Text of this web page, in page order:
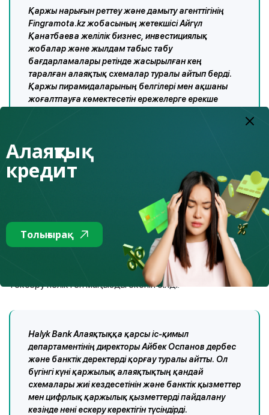
Қаржы нарығын реттеу және дамыту агенттігінің
Fingramota.kz жобасының жетекшісі Айгүл
Қанатбаева желілік бизнес, инвестициялық
жобалар және жылдам табыс табу
бағдарламалары ретінде жасырылған кең
таралған алаяқтық схемалар туралы айтып берді.
Қаржы пирамидаларының белгілері мен ақшаны
жоғалтпауға көмектесетін ережелерге ерекше
Жасанды интеллект пен дипфейк технологияларын
пайдаланумен байланысты жаңа қауіптер туралы
Қаржылық мониторинг агенттігінің Экономикалық
тергеп-тексеру департаментінің аса маңызды істер
жөніндегі жедел уәкілі Жақсылық Мырзахан айтып берді.
Қатысушылар алаяқтардың адамның дауысы мен
бейнесін қалай қолдан жасайтынын және бүгінгі күні ақша
аудару немесе жеке деректерді беру туралы
өтініштерге қатысты кез келген ақпаратты қайта
тексеру неліктен маңызды екенін білді.
Halyk Bank Алаяқтыққа қарсы іс-қимыл
департаментінің директоры Айбек Оспанов дербес
және банктік деректерді қорғау туралы айтты. Ол
бүгінгі күні қаржылық алаяқтықтың қандай
схемалары жиі кездесетінін және банктік қызметтер
мен цифрлық қаржылық қызметтерді пайдалану
кезінде нені ескеру керектігін түсіндірді.
Алаяқтық
кредит
Толығырақ